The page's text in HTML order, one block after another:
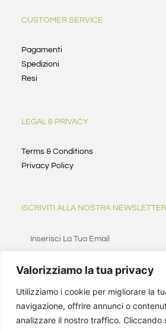
Valorizziamo la tua privacy
Utilizziamo i cookie per migliorare la
navigazione, offrire annunci o
analizzare il nostro traffico. Cliccando
CUSTOMER SERVICE
Pagamenti
Spedizioni
Resi
LEGAL & PRIVACY
Terms & Conditions
Privacy Policy
ISCRIVITI ALLA NOSTRA NEWSLETTER